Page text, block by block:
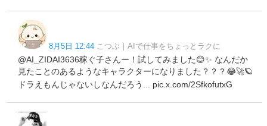
8月5日 12:44 こつぶ｜AIで仕事をちょっとラクに
@AI_ZIDAI3636稼ぐ子さんー！試してみました😊✨ なんだか
見たことのあるようなキャラクターになりました？？？😂🚀🪐
ドラえもんじゃないしなんだろう... pic.x.com/2SfkofutxG